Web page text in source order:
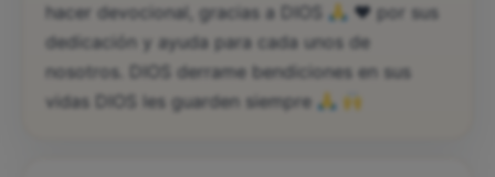
hacer devocional, gracias a DIOS
♥️ por sus
dedicación y ayuda para cada unos de
nosotros. DIOS derrame bendiciones en sus
vidas DIOS les guarden siempre